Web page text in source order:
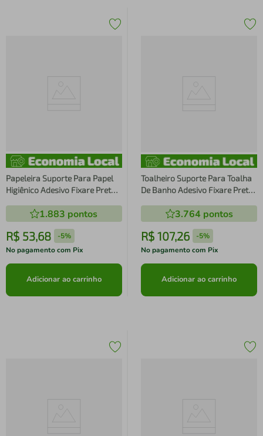
Papeleira Suporte Para Papel
Higiênico Adesivo Fixare Preto
1.883 pontos
R$ 53,68 -5%
No pagamento com Pix
Adicionar ao carrinho
Toalheiro Suporte Para Toalha
De Banho Adesivo Fixare Preto
3.764 pontos
R$ 107,26 -5%
No pagamento com Pix
Adicionar ao carrinho